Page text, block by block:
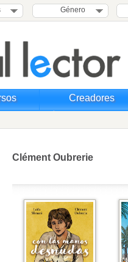
Género
Creadores
Clément Oubrerie